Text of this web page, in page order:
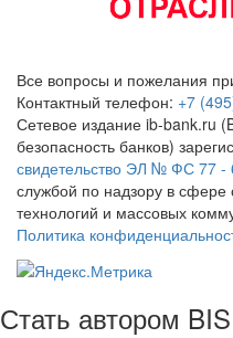
Все вопросы и пожелания
Контактный телефон: +7
Сетевое издание ib-bank.ru
безопасность банков)
свидетельство ЭЛ № ФС 77 -
службой по надзору в
технологий и массовых
Политика
Стать автором